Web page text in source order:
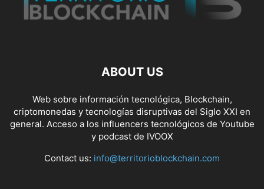
ABOUT US
Web sobre información tecnológica, Blockchain,
criptomonedas y tecnologías disruptivas del Siglo XXI en
general. Acceso a los influencers tecnológicos de Youtube
y podcast de IVOOX
Contact us: info@territorioblockchain.com